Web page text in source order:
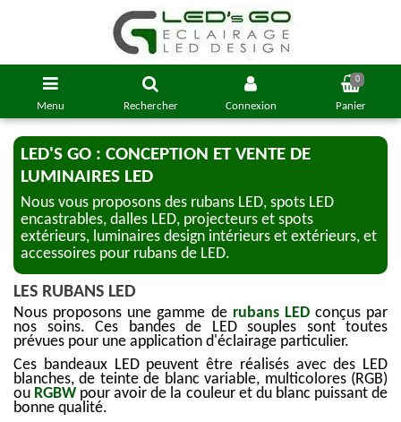
Menu Rechercher Connexion
0
Panier
LED'S GO : CONCEPTION ET VENTE DE
LUMINAIRES LED
Nous vous proposons des rubans LED, spots LED
encastrables, dalles LED, projecteurs et spots
extérieurs, luminaires design intérieurs et extérieurs, et
accessoires pour rubans de LED.
LES RUBANS LED
Nous proposons une gamme de rubans LEDconçus par
nos soins. Ces bandes de LED souples sont toutes
prévues pour une application d'éclairage particulier.
Ces bandeaux LED peuvent être réalisés avec des LED
blanches, de teinte de blanc variable, multicolores (RGB)
ou RGBW pour avoir de la couleur et du blanc puissant de
bonne qualité.